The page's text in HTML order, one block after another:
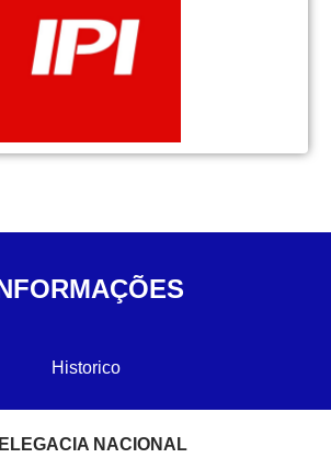
Historico
NACIONAL